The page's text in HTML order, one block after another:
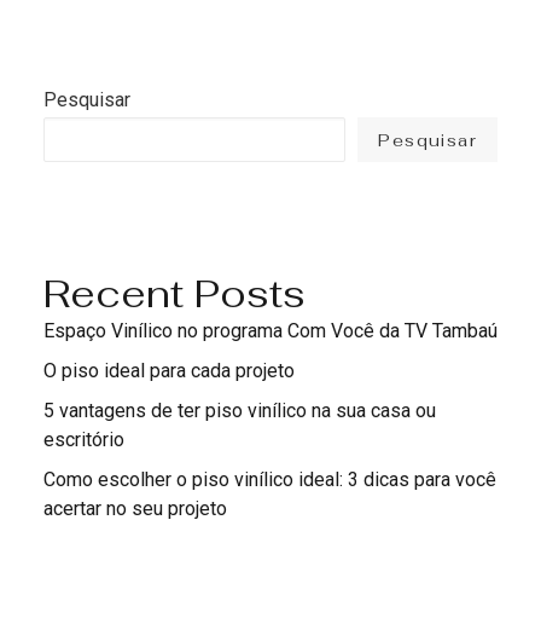
Pesquisar
Pesquisar
Recent Posts
Espaço Vinílico no programa Com Você da TV Tambaú
O piso ideal para cada projeto
5 vantagens de ter piso vinílico na sua casa ou
escritório
Como escolher o piso vinílico ideal: 3 dicas para você
acertar no seu projeto